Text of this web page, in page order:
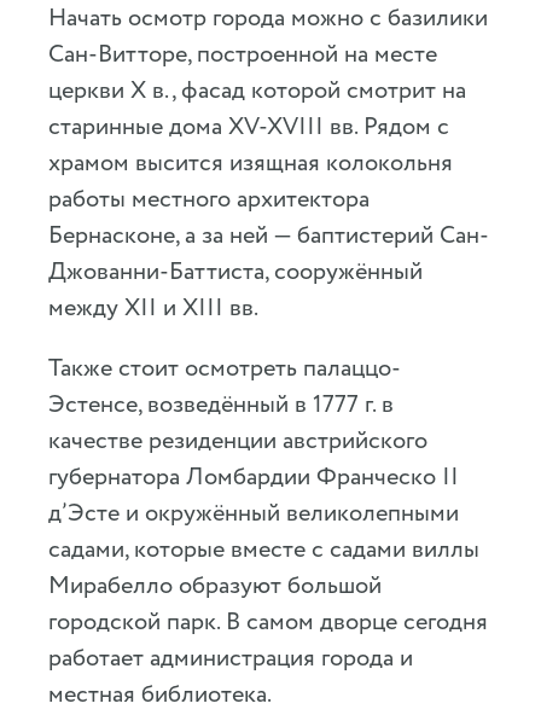
Начать осмотр города можно с базилики
Сан-Витторе, построенной на месте
церкви X в., фасад которой смотрит на
старинные дома XV-XVIII вв. Рядом с
храмом высится изящная колокольня
работы местного архитектора
Бернасконе, а за ней — баптистерий Сан-
Джованни-Баттиста, сооружённый
между XII и XIII вв.
Также стоит осмотреть палаццо-
Эстенсе, возведённый в 1777 г. в
качестве резиденции австрийского
губернатора Ломбардии Франческо II
д’Эсте и окружённый великолепными
садами, которые вместе с садами виллы
Мирабелло образуют большой
городской парк. В самом дворце сегодня
работает администрация города и
местная библиотека.